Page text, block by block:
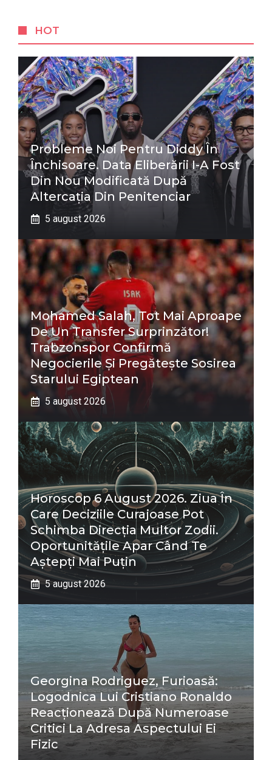
HOT
Probleme Noi Pentru Diddy În
Închisoare. Data Eliberării I-A Fost
Din Nou Modificată După
Altercația Din Penitenciar
5 august 2026
Mohamed Salah, Tot Mai Aproape
De Un Transfer Surprinzător!
Trabzonspor Confirmă
Negocierile Și Pregătește Sosirea
Starului Egiptean
5 august 2026
Horoscop 6 August 2026. Ziua În
Care Deciziile Curajoase Pot
Schimba Direcția Multor Zodii.
Oportunitățile Apar Când Te
Aștepți Mai Puțin
5 august 2026
Georgina Rodriguez, Furioasă:
Logodnica Lui Cristiano Ronaldo
Reacționează După Numeroase
Critici La Adresa Aspectului Ei
Fizic